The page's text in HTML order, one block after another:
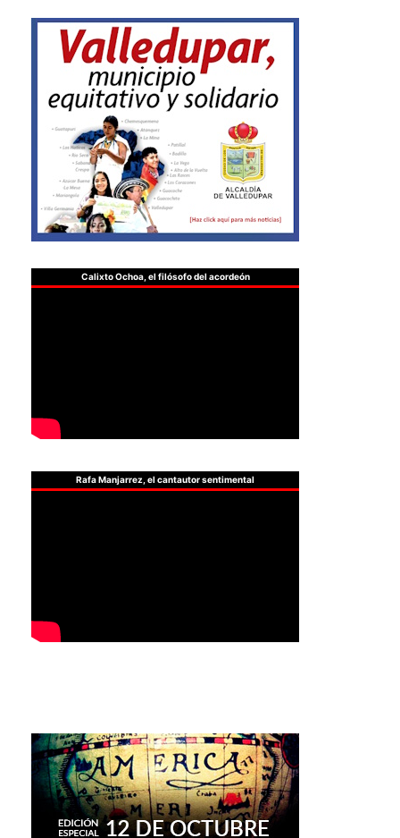
Calixto Ochoa, el filósofo del acordeón
Rafa Manjarrez, el cantautor sentimental